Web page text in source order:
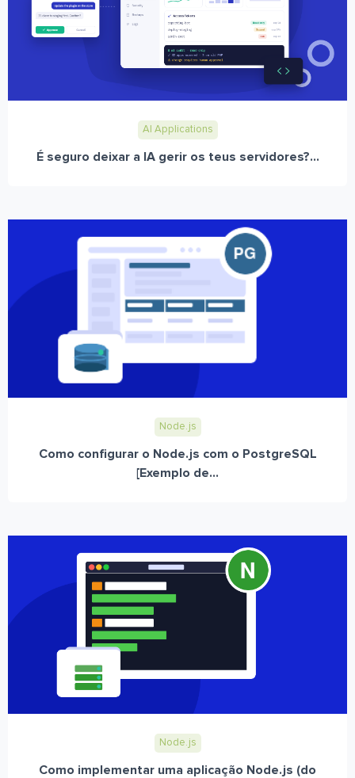
AI Applications
É seguro deixar a IA gerir os teus servidores?...
Node.js
Como configurar o Node.js com o PostgreSQL
[Exemplo de...
Node.js
Como implementar uma aplicação Node.js (do